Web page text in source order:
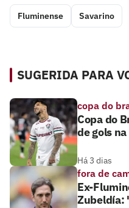
Fluminense Savarino
SUGERIDA PARA
copa do
Copa do
de gols
Há 3 dias
fora de
Ex-
Zubeldía: